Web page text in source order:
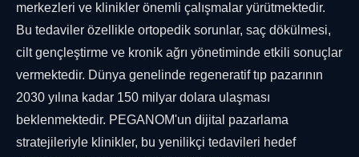
merkezleri ve klinikler önemli çalışmalar yürütmektedir.
Bu tedaviler özellikle ortopedik sorunlar, saç dökülmesi,
cilt gençleştirme ve kronik ağrı yönetiminde etkili sonuçlar
vermektedir. Dünya genelinde regeneratif tıp pazarının
2030 yılına kadar 150 milyar dolara ulaşması
beklenmektedir. PEGANOM'un dijital pazarlama
stratejileriyle klinikler, bu yenilikçi tedavileri hedef